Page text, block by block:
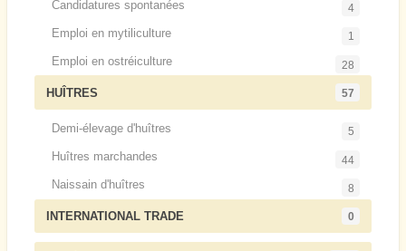
Candidatures spontanées 4
Emploi en mytiliculture 1
Emploi en ostréiculture 28
HUÎTRES 57
Demi-élevage d'huîtres 5
Huîtres marchandes 44
Naissain d'huîtres 8
INTERNATIONAL TRADE 0